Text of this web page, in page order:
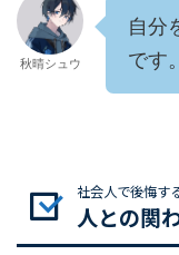
秋晴シュウ
自分
です。
社会人で後悔す
人との関